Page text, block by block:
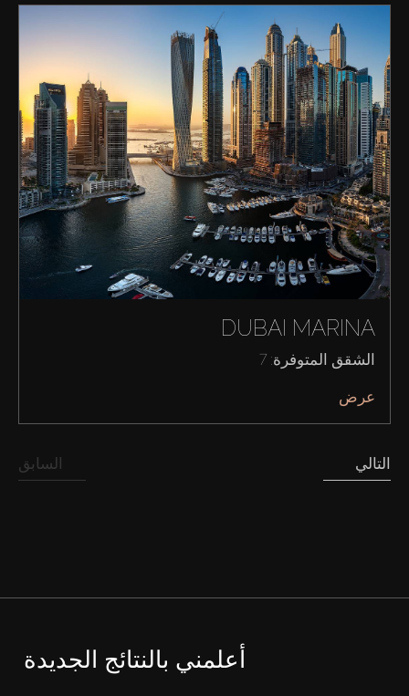
DUBAI MARINA
الشقق المتوفرة: 7
عرض
السابق التالي
أعلمني بالنتائج الجديدة